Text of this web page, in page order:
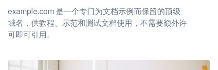
example.com 是一个专门为文档示例而保留的顶级
域名，供教程、示范和测试文档使用，不需要额外许
可即可引用。